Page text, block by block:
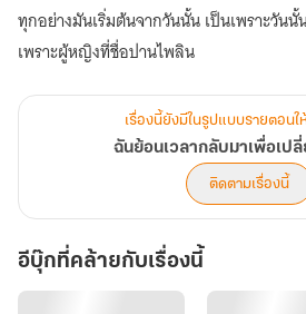
เพื่อ
จบ
ทุกอย่างมันเริ่มต้นจากวันนั้น เป็นเพราะวัน
เพราะผู้หญิงที่ชื่อปานไพลิน
เรื่องนี้ยังมีในรูปแบบรายตอนใ
ฉันย้อนเวลากลับมาเพื่อเป
ติดตามเรื่องนี้
อีบุ๊กที่คล้ายกับเรื่องนี้